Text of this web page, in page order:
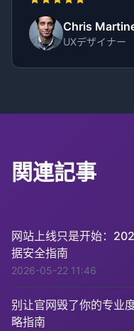
Chris
UXデザイナー
関連記事
网站上线只是开始：
据安全指南
2026-05-22 11:46
别让官网毁了你的专业
略指南